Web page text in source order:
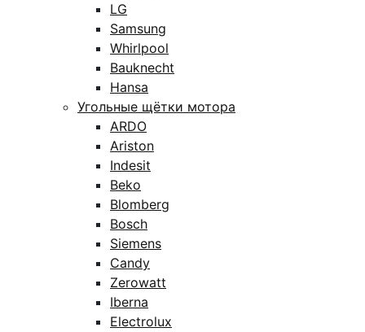
LG
Samsung
Whirlpool
Bauknecht
Hansa
Угольные щётки мотора
ARDO
Ariston
Indesit
Beko
Blomberg
Bosch
Siemens
Candy
Zerowatt
Iberna
Electrolux